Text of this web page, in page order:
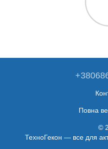
Повна
©
ТехноГекон — все для